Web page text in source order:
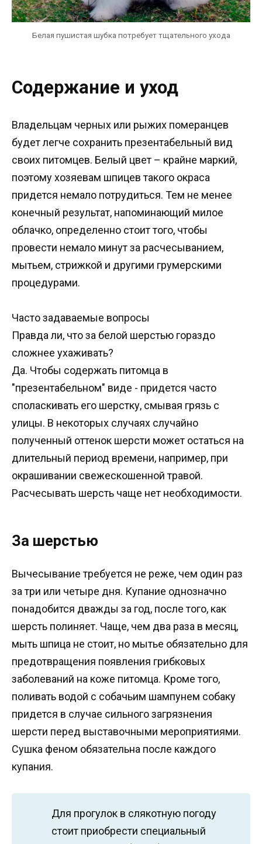
Белая пушистая шубка потребует тщательного ухода
Содержание и уход
Владельцам черных или рыжих померанцев
будет легче сохранить презентабельный вид
своих питомцев. Белый цвет – крайне маркий,
поэтому хозяевам шпицев такого окраса
придется немало потрудиться. Тем не менее
конечный результат, напоминающий милое
облачко, определенно стоит того, чтобы
провести немало минут за расчесыванием,
мытьем, стрижкой и другими грумерскими
процедурами.
Часто задаваемые вопросы
Правда ли, что за белой шерстью гораздо
сложнее ухаживать?
Да. Чтобы содержать питомца в
"презентабельном" виде - придется часто
споласкивать его шерстку, смывая грязь с
улицы. В некоторых случаях случайно
полученный оттенок шерсти может остаться на
длительный период времени, например, при
окрашивании свежескошенной травой.
Расчесывать шерсть чаще нет необходимости.
За шерстью
Вычесывание требуется не реже, чем один раз
за три или четыре дня. Купание однозначно
понадобится дважды за год, после того, как
шерсть полиняет. Чаще, чем два раза в месяц,
мыть шпица не стоит, но мытье обязательно для
предотвращения появления грибковых
заболеваний на коже питомца. Кроме того,
поливать водой с собачьим шампунем собаку
придется в случае сильного загрязнения
шерсти перед выставочными мероприятиями.
Сушка феном обязательна после каждого
купания.
Для прогулок в слякотную погоду
стоит приобрести специальный